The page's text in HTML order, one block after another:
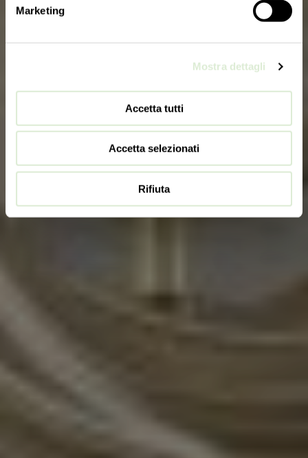
Marketing
Mostra dettagli
Accetta tutti
Accetta selezionati
Rifiuta